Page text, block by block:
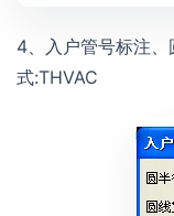
4、入户管号标注
式:THVAC